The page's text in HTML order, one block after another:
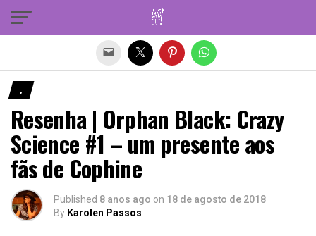
.
Resenha | Orphan Black: Crazy
Science #1 – um presente aos
fãs de Cophine
Published 8 anos ago on 18 de agosto de 2018
By Karolen Passos
Sair da versão mobile